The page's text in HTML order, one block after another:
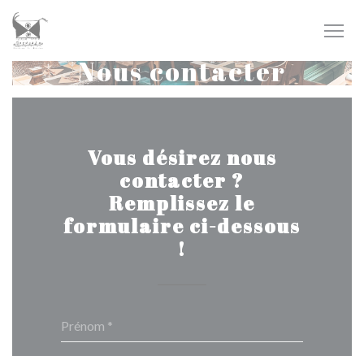
Personnalisation de vos choix en matière de cookies
Nous contacter
Vous désirez nous
contacter ?
Remplissez le
formulaire ci-dessous
!